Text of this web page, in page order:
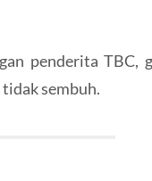
penderita TBC,
sembuh.